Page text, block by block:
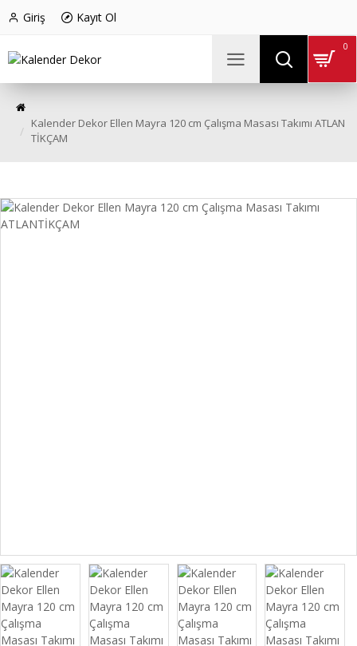
Giriş Kayıt Ol
0
Kalender Dekor Ellen Mayra 120 cm Çalışma Masası Takımı ATLAN
TİKÇAM